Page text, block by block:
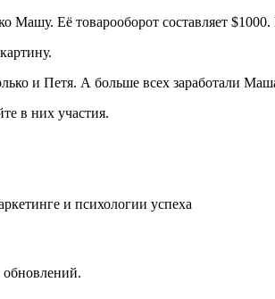
Машу. Её товарооборот составляет
и Петя. А больше всех заработали
в них участия.
и психологии успеха
обновлений.